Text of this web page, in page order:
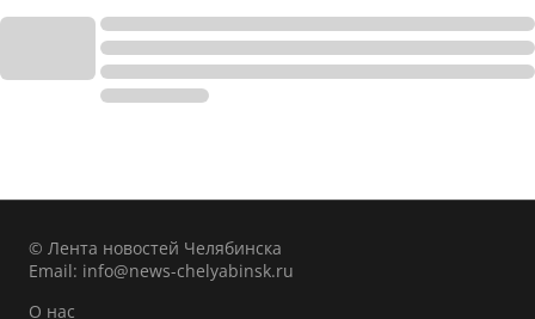
© Лента новостей Челябинска
Email: info@news-chelyabinsk.ru
О нас